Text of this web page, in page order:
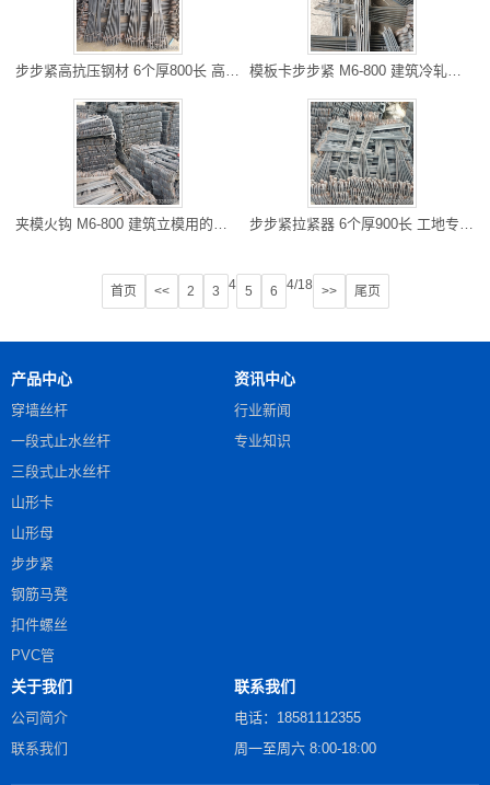
步步紧高抗压钢材 6个厚800长 高抗压步步紧 步步紧拉紧器厂家 方 模板卡步步紧 M6-800 建筑冷轧步步紧 步步紧卡子精选厂家 支持定
夹模火钩 M6-800 建筑立模用的步步紧 厂家建筑配件步步紧 夹具厂 步步紧拉紧器 6个厚900长 工地专用步步紧 步步紧卡子精选厂家 现
首页 << 2 3 4 5 6 4/18 >> 尾页
产品中心
穿墙丝杆
一段式止水丝杆
三段式止水丝杆
山形卡
山形母
步步紧
钢筋马凳
扣件螺丝
PVC管
资讯中心
行业新闻
专业知识
关于我们
公司简介
联系我们
联系我们
电话：18581112355
周一至周六 8:00-18:00